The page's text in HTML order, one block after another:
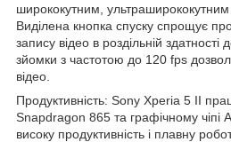
ширококутним,
Виділена кнопка спуску спрощує
запису відео в роздільній здатності
зйомки з частотою до 120 fps
відео.
Продуктивність: Sony Xperia 5 II
Snapdragon 865 та графічному чіпі
високу продуктивність і плавну